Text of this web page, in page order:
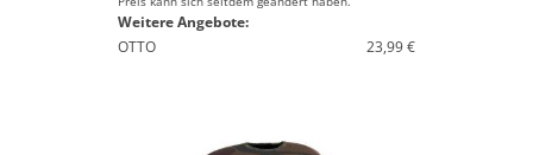
Weitere Angebote:
OTTO
23,99 €